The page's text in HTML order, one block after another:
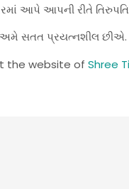
આપે આપની રીતે
અમે સતત પ્રયત્નશીલ
the website of Shree